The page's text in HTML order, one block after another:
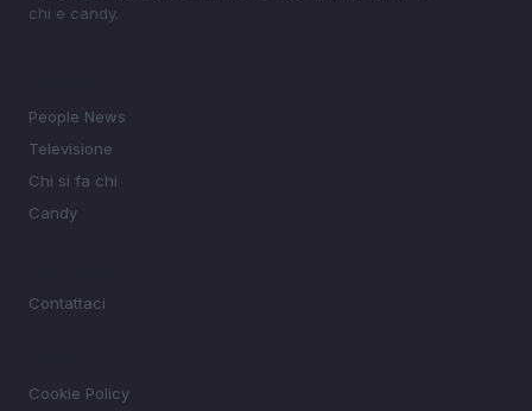
chi e candy.
People News
Televisione
Chi si fa chi
Candy
Contattaci
Cookie Policy